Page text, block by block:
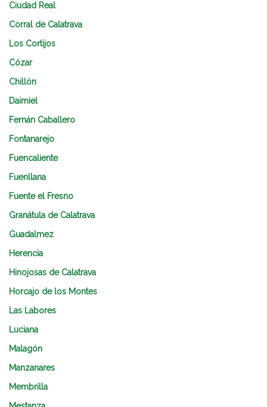
Ciudad Real
Corral de Calatrava
Los Cortijos
Cózar
Chillón
Daimiel
Fernán Caballero
Fontanarejo
Fuencaliente
Fuenllana
Fuente el Fresno
Granátula de Calatrava
Guadalmez
Herencia
Hinojosas de Calatrava
Horcajo de los Montes
Las Labores
Luciana
Malagón
Manzanares
Membrilla